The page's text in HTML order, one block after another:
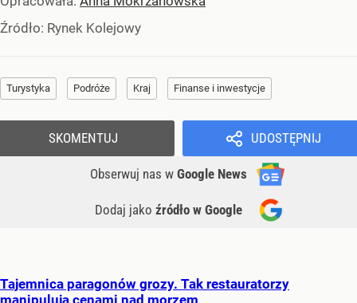
Źródło: Rynek Kolejowy
Turystyka Podróże Kraj Finanse i inwestycje
UDOSTĘPNIJ
Obserwuj nas w Google News
Dodaj jako źródło w Google
SKOMENTUJ
Tajemnica paragonów grozy. Tak restauratorzy